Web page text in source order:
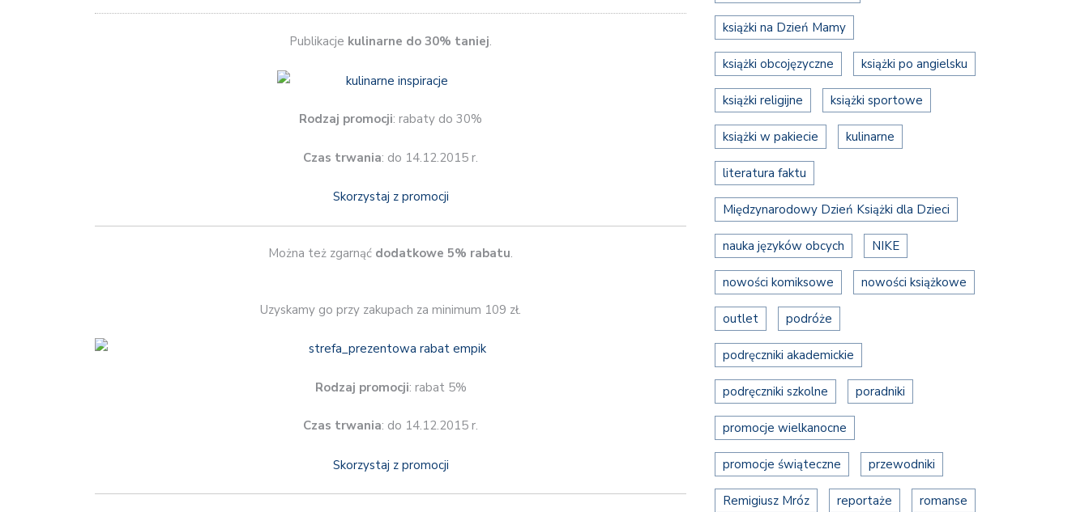
Publikacje kulinarne do 30% taniej.
Rodzaj promocji: rabaty do 30%
Czas trwania: do 14.12.2015 r.
Skorzystaj z promocji
Można też zgarnąć dodatkowe 5% rabatu.
Uzyskamy go przy zakupach za minimum 109 zł.
Rodzaj promocji: rabat 5%
Czas trwania: do 14.12.2015 r.
Skorzystaj z promocji
książki na Dzień Mamy
książki obcojęzyczne książki po angielsku
książki religijne książki sportowe
książki w pakiecie kulinarne
literatura faktu
Międzynarodowy Dzień Książki dla Dzieci
nauka języków obcych NIKE
nowości komiksowe nowości książkowe
outlet podróże
podręczniki akademickie
podręczniki szkolne poradniki
promocje wielkanocne
promocje świąteczne przewodniki
Remigiusz Mróz reportaże romanse